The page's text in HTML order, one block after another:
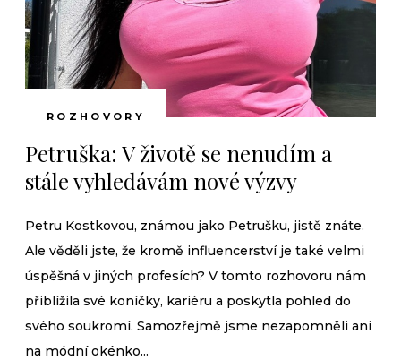
ROZHOVORY
Petruška: V životě se nenudím a
stále vyhledávám nové výzvy
Petru Kostkovou, známou jako Petrušku, jistě znáte.
Ale věděli jste, že kromě influencerství je také velmi
úspěšná v jiných profesích? V tomto rozhovoru nám
přiblížila své koníčky, kariéru a poskytla pohled do
svého soukromí. Samozřejmě jsme nezapomněli ani
na módní okénko...